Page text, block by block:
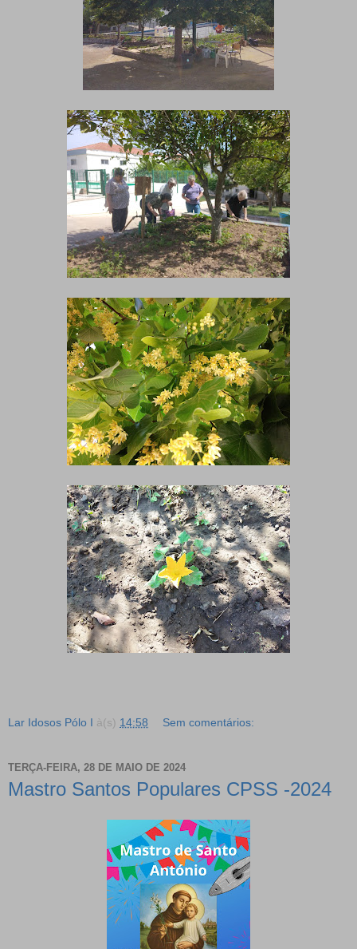
Lar Idosos Pólo I à(s) 14:58 Sem comentários:
TERÇA-FEIRA, 28 DE MAIO DE 2024
Mastro Santos Populares CPSS -2024